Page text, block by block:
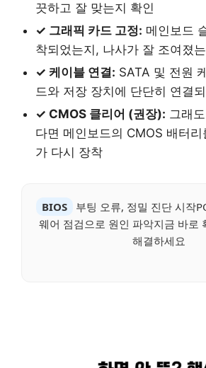
끗하고 잘 맞는지 확인
✓ 그래픽 카드 고정: 메인보드
착되었는지, 나사가 잘 조여졌
✓ 케이블 연결: SATA 및 전원
드와 저장 장치에 단단히 연결
✓ CMOS 클리어 (권장): 그래
다면 메인보드의 CMOS 배터
가 다시 장착
BIOS
부팅 오류, 정밀 진단 시작
웨어 점검으로 원인 파악지금 바로
해결하세요